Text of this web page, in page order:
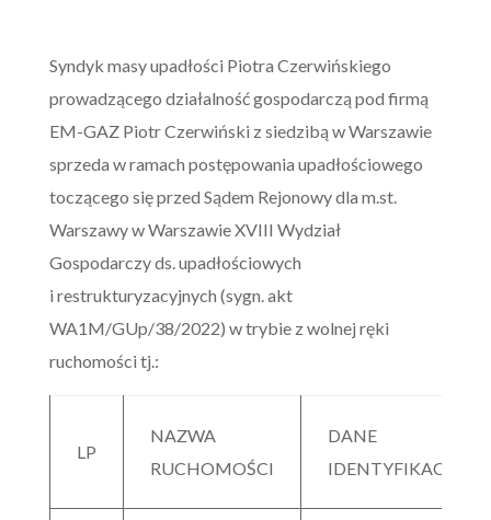
Syndyk masy upadłości Piotra Czerwińskiego
prowadzącego działalność gospodarczą pod firmą
EM-GAZ Piotr Czerwiński z siedzibą w Warszawie
sprzeda w ramach postępowania upadłościowego
toczącego się przed Sądem Rejonowy dla m.st.
Warszawy w Warszawie XVIII Wydział
Gospodarczy ds. upadłościowych
i restrukturyzacyjnych (sygn. akt
WA1M/GUp/38/2022) w trybie z wolnej ręki
ruchomości tj.:
LP
NAZWA
RUCHOMOŚCI
DANE
IDENTYFIKACYJNE